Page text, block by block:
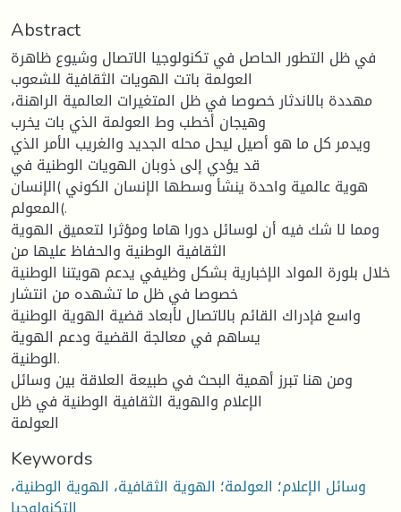
Abstract
في ظل التطور الحاصل في تكنولوجيا الاتصال وشيوع ظاهرة
العولمة باتت الهويات الثقافية للشعوب
مهددة بالاندثار خصوصا في ظل المتغيرات العالمية الراهنة،
وهيجان أخطب وط العولمة الذي بات يخرب
ويدمر كل ما هو أصيل ليحل محله الجديد والغريب الأمر الذي
قد يؤدي إلى ذوبان الهويات الوطنية في
هوية عالمية واحدة ينشأ وسطها الإنسان الكوني )الإنسان
المعولم(.
ومما لا شك فيه أن لوسائل دورا هاما ومؤثرا لتعميق الهوية
الثقافية الوطنية والحفاظ عليها من
خلال بلورة المواد الإخبارية بشكل وظيفي يدعم هويتنا الوطنية
خصوصا في ظل ما تشهده من انتشار
واسع فإدراك القائم بالاتصال لأبعاد قضية الهوية الوطنية
يساهم في معالجة القضية ودعم الهوية
الوطنية.
ومن هنا تبرز أهمية البحث في طبيعة العلاقة بين وسائل
الإعلام والهوية الثقافية الوطنية في ظل
العولمة
Keywords
وسائل الإعلام؛ العولمة؛ الهوية الثقافية، الهوية الوطنية،